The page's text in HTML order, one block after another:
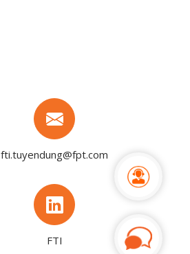
fti.tuyendung@fpt.com
FTI